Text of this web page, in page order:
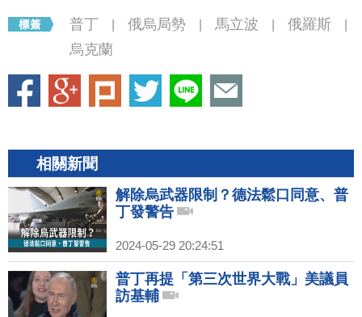
普丁 俄烏局勢 馬立波 俄羅斯
烏克蘭
相關新聞
解除烏武器限制？德法鬆口同意、普
丁發警告
2024-05-29 20:24:51
普丁再提「第三次世界大戰」美議員
訪基輔